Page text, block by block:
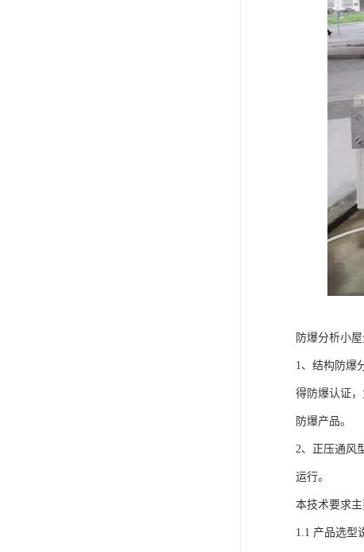
防爆分析小屋
1、结构防爆
得防爆认证
防爆产品。
2、正压通风
运行。
本技术要求主
1.1 产品选型